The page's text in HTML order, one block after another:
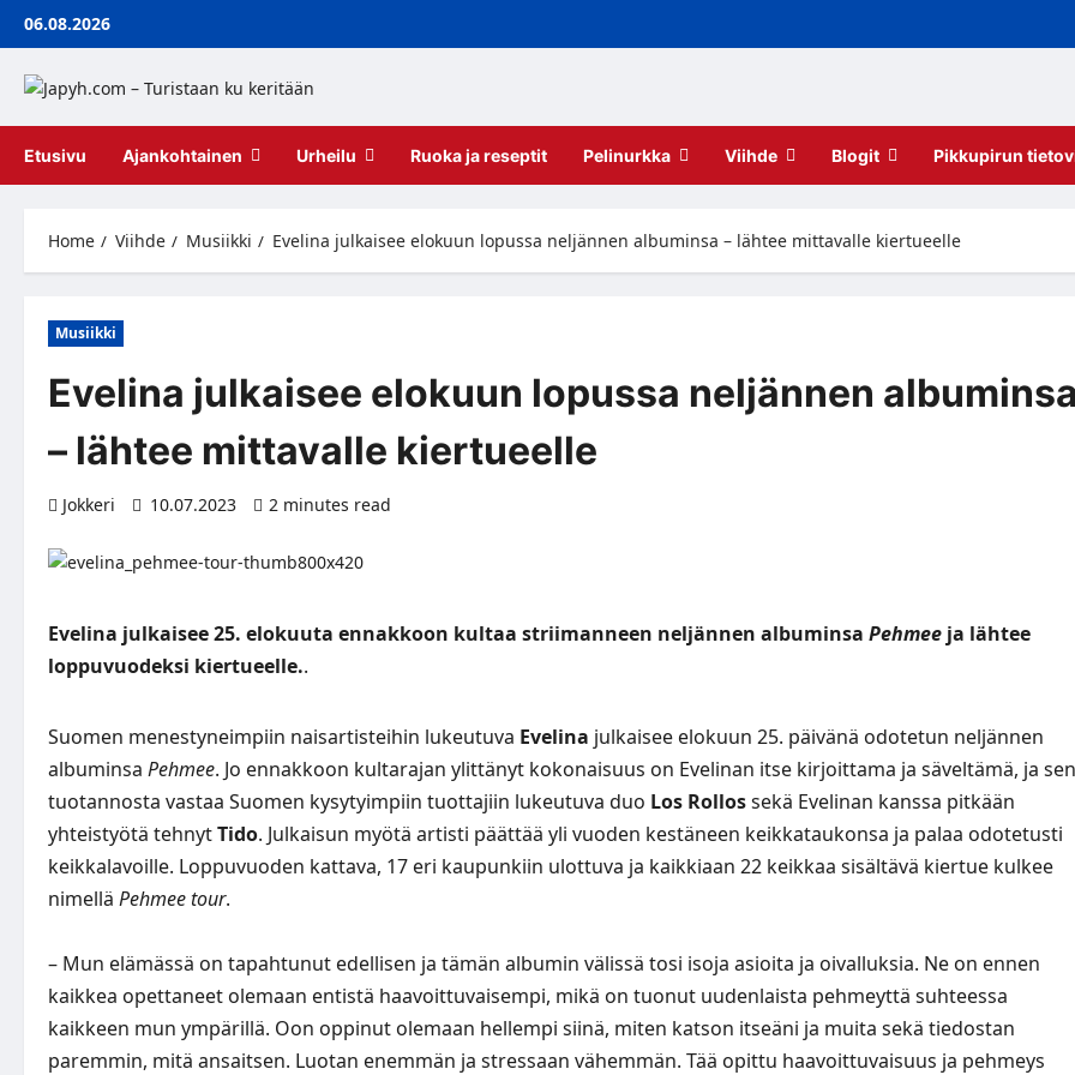
Skip06.08.2026
Etusivu Ajankohtainen Urheilu Ruoka ja reseptit Pelinurkka Viihde Blogit Pikkupirun
Home Viihde Musiikki Evelina julkaisee elokuun lopussa neljännen albuminsa – lähtee mittavalle kiertueelle
Musiikki
Evelina julkaisee elokuun lopussa neljännen
– lähtee mittavalle kiertueelle
Jokkeri 10.07.2023 2 minutes read
Evelina julkaisee 25. elokuuta ennakkoon kultaa striimanneen neljännen albuminsa Pehmee ja lähtee
loppuvuodeksi kiertueelle..
Suomen menestyneimpiin naisartisteihin lukeutuva Evelina julkaisee elokuun 25. päivänä odotetun neljännen
albuminsa Pehmee. Jo ennakkoon kultarajan ylittänyt kokonaisuus on Evelinan itse kirjoittama ja säveltämä, ja sen
tuotannosta vastaa Suomen kysytyimpiin tuottajiin lukeutuva duo Los Rollossekä Evelinan kanssa pitkään
yhteistyötä tehnytTido. Julkaisun myötä artisti päättää yli vuoden kestäneen keikkataukonsa ja palaa odotetusti
keikkalavoille. Loppuvuoden kattava, 17 eri kaupunkiin ulottuva ja kaikkiaan 22 keikkaa sisältävä kiertue kulkee
nimellä Pehmee tour.
– Mun elämässä on tapahtunut edellisen ja tämän albumin välissä tosi isoja asioita ja oivalluksia. Ne on ennen
kaikkea opettaneet olemaan entistä haavoittuvaisempi, mikä on tuonut uudenlaista pehmeyttä suhteessa
kaikkeen mun ympärillä. Oon oppinut olemaan hellempi siinä, miten katson itseäni ja muita sekä tiedostan
paremmin, mitä ansaitsen. Luotan enemmän ja stressaan vähemmän. Tää opittu haavoittuvaisuus ja pehmeys